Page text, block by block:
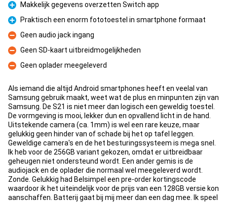
Pour
Makkelijk gegevens overzetten Switch app
Pour
Praktisch een enorm fototoestel in smartphone formaat
Contre
Geen audio jack ingang
Contre
Geen SD-kaart uitbreidmogelijkheden
Contre
Geen oplader meegeleverd
Als iemand die altijd Android smartphones heeft en veelal van
Samsung gebruik maakt, weet wat de plus en minpunten zijn van
Samsung. De S21 is niet meer dan logisch een geweldig toestel.
De vormgeving is mooi, lekker dun en opvallend licht in de hand.
Uitstekende camera (ca. 1mm) is wel een rare keuze, maar
gelukkig geen hinder van of schade bij het op tafel leggen.
Geweldige camera's en de het besturingssysteem is mega snel.
Ik heb voor de 256GB variant gekozen, omdat er uitbreidbaar
geheugen niet ondersteund wordt. Een ander gemis is de
audiojack en de oplader die normaal wel meegeleverd wordt.
Zonde. Gelukkig had Belsimpel een pre-order kortingscode
waardoor ik het uiteindelijk voor de prijs van een 128GB versie kon
aanschaffen. Batterij gaat bij mij meer dan een dag mee. Ik speel